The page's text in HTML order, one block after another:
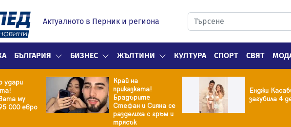
Актуалното в Перник и региона
БЪЛГАРИЯ БИЗНЕС ЖЪЛТИНИ КУЛТУРА СПОРТ СВЯТ
удари
му
000 евро
Край на
приказката!
Брадърите
Стефан и Сияна се
разделиха с гръм и
трясък
Енджи
загубила 4